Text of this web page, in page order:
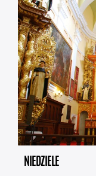
NIEDZIELE